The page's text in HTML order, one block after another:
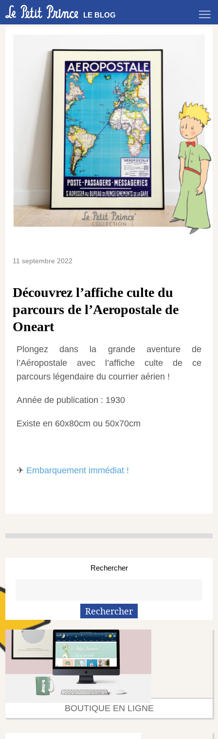
LE BLOG
11 septembre 2022
Découvrez l’affiche culte du
parcours de l’Aeropostale de
Oneart
Plongez dans la grande aventure de
l’Aéropostale avec l’affiche culte de ce
parcours légendaire du courrier aérien !
Année de publication : 1930
Existe en 60x80cm ou 50x70cm
✈ Embarquement immédiat !
Rechercher
BOUTIQUE EN LIGNE